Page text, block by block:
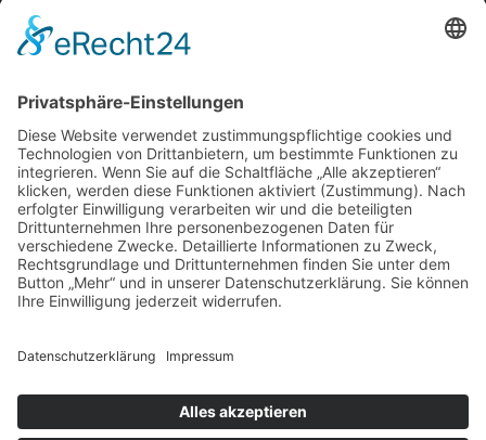
Villa Max Ehingen
89584 Ehingen
Tel. 07391 7708850
RECHTLICHES
Impressum